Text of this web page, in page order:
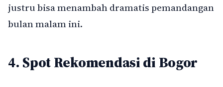
justru bisa menambah dramatis pemandangan
bulan malam ini.
4. Spot Rekomendasi di Bogor